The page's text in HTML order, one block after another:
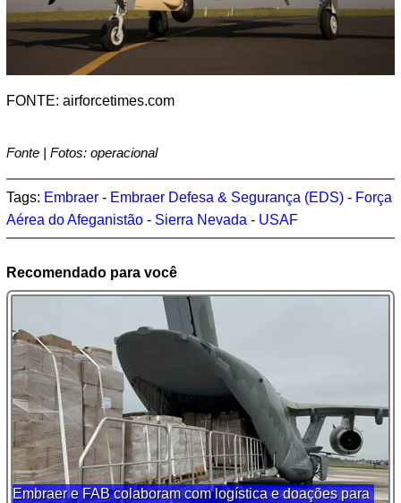
FONTE: airforcetimes.com
Fonte | Fotos: operacional
Tags: Embraer - Embraer Defesa & Segurança (EDS) - Força
Aérea do Afeganistão - Sierra Nevada - USAF
Recomendado para você
Embraer e FAB colaboram com logística e doações para